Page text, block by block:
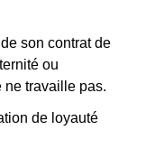
son contrat de
ou
ne travaille pas.
de loyauté